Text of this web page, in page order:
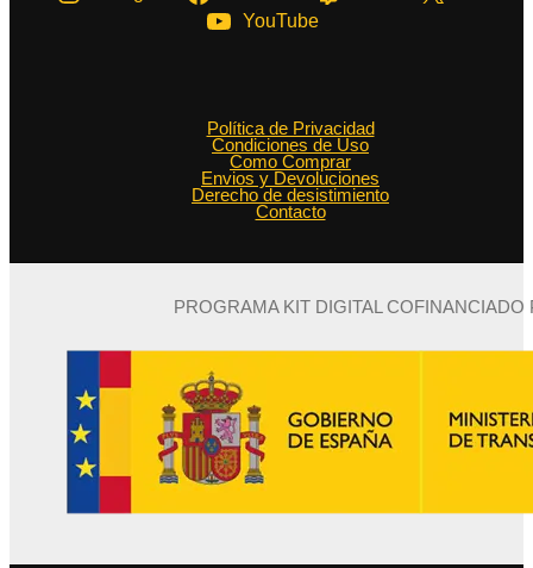
YouTube
Política de Privacidad
Condiciones de Uso
Como Comprar
Envios y Devoluciones
Derecho de desistimiento
Contacto
PROGRAMA KIT DIGITAL